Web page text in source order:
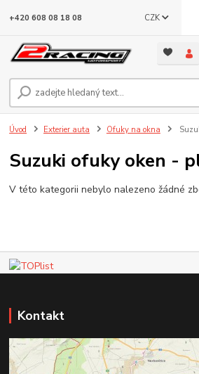
CZK
+420 608 08 18 08
Úvod Exterier auta Ofuky na okna
Suzuki ofuky oken -
V této kategorii nebylo nalezeno žádné
Kontakt